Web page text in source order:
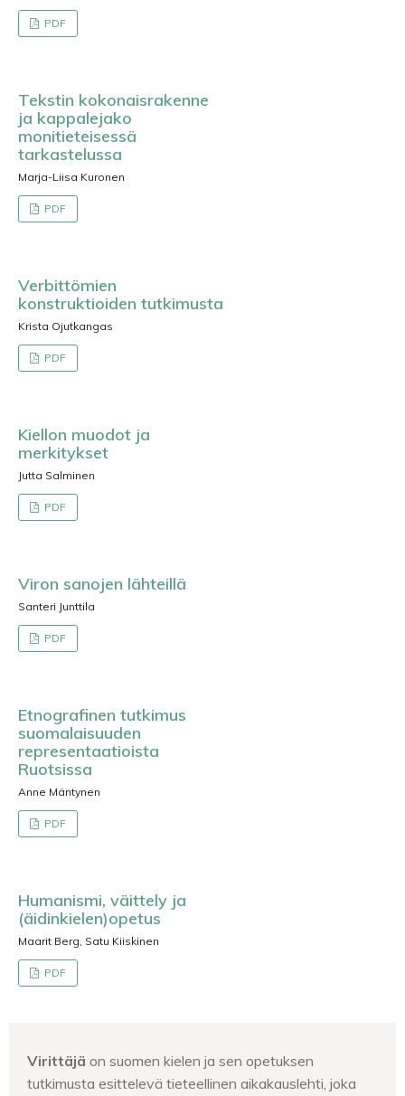
PDF
Tekstin kokonaisrakenne
ja kappalejako
monitieteisessä
tarkastelussa
Marja-Liisa Kuronen
PDF
Verbittömien
konstruktioiden tutkimusta
Krista Ojutkangas
PDF
Kiellon muodot ja
merkitykset
Jutta Salminen
PDF
Viron sanojen lähteillä
Santeri Junttila
PDF
Etnografinen tutkimus
suomalaisuuden
representaatioista
Ruotsissa
Anne Mäntynen
PDF
Humanismi, väittely ja
(äidinkielen)opetus
Maarit Berg, Satu Kiiskinen
PDF
Virittäjä on suomen kielen ja sen opetuksen
tutkimusta esittelevä tieteellinen aikakauslehti, joka